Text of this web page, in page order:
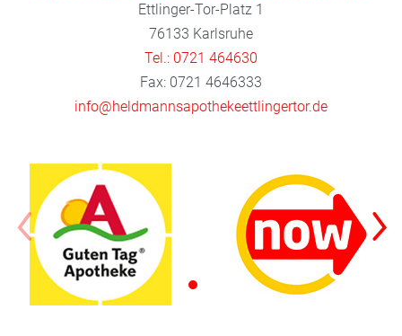
Ettlinger-Tor-Platz 1
76133 Karlsruhe
Tel.: 0721 464630
Fax: 0721 4646333
info@heldmannsapothekeettlingertor.de